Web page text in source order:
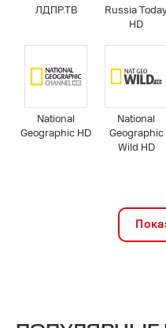
ЛДПР.ТВ
Russia
HD
National
Geographic HD
National
Geographic
Wild HD